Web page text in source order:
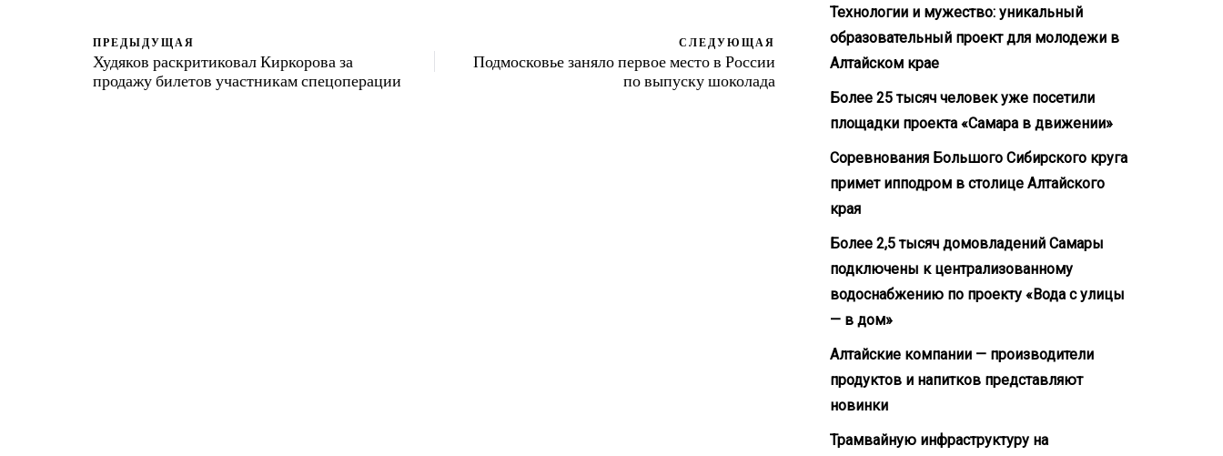
ПРЕДЫДУЩАЯ
Худяков раскритиковал Киркорова за
продажу билетов участникам спецоперации
СЛЕДУЮЩАЯ
Подмосковье заняло первое место в России
по выпуску шоколада
Технологии и мужество: уникальный
образовательный проект для молодежи в
Алтайском крае
Более 25 тысяч человек уже посетили
площадки проекта «Самара в движении»
Соревнования Большого Сибирского круга
примет ипподром в столице Алтайского
края
Более 2,5 тысяч домовладений Самары
подключены к централизованному
водоснабжению по проекту «Вода с улицы
— в дом»
Алтайские компании — производители
продуктов и напитков представляют
новинки
Трамвайную инфраструктуру на